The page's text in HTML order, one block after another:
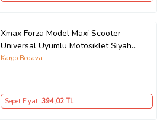
Xmax Forza Model Maxi Scooter
Universal Uyumlu Motosiklet Siyah
Sele Kılıfı Motor Koltuk Brandası
Kargo Bedava
Sepet Fiyatı 394,02 TL